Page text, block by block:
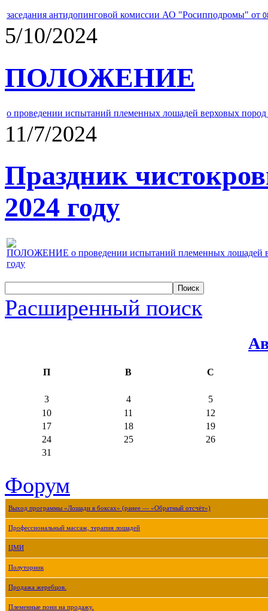
заседания антидопинговой комиссии АО "Росипподромы" от
5/10/2024
ПОЛОЖЕНИЕ
о проведении испытаний племенных лошадей верховых
11/7/2024
Праздник
2024 году
ПОЛОЖЕНИЕ о проведении испытаний племенных лошадей
году
Расширенный поиск
П В С
3 4
5
10
11
12
17
18
19
24
25
26
31
Форум
Выход программы «Лошади в боксах» (ранее — «Обратный отсчёт»)
Профессиональный массаж, терапия лошадей
ЦМИ
Полуторник
Продажа жеребцов.
Племенные пони на продажу.